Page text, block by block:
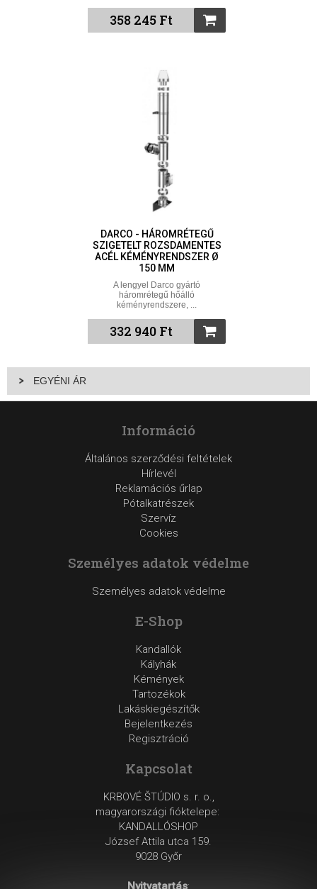
358 245 Ft
DARCO - HÁROMRÉTEGŰ
SZIGETELT ROZSDAMENTES
ACÉL KÉMÉNYRENDSZER Ø
150 MM
A lengyel Darco gyártó
háromrétegű hőálló
kéményrendszere, ...
332 940 Ft
EGYÉNI ÁR
Információ
Általános szerződési feltételek
Hírlevél
Reklamációs űrlap
Pótalkatrészek
Szervíz
Cookies
Személyes adatok védelme
Személyes adatok védelme
E-Shop
Kandallók
Kályhák
Kémények
Tartozékok
Lakáskiegészítők
Bejelentkezés
Regisztráció
Kapcsolat
KRBOVÉ ŠTÚDIO s. r. o.,
magyarországi fióktelepe:
KANDALLÓSHOP
József Attila utca 159.
9028 Győr
Nyitvatartás: